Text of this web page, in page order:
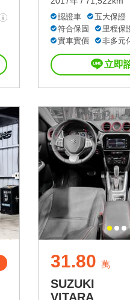
認證車
五大保證
符合保固
里程保
實車實價
非多元
立即
31.80 萬
SUZUKI
VITARA